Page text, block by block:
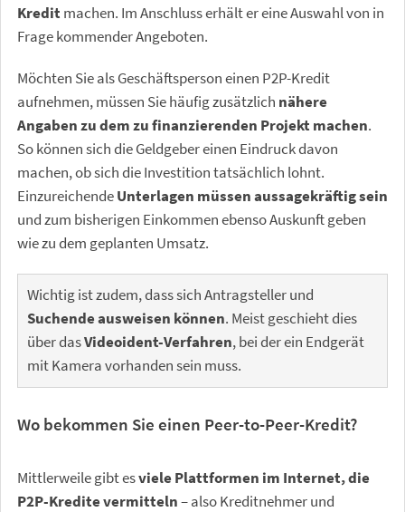
Kredit machen. Im Anschluss erhält er eine Auswahl von in
Frage kommender Angeboten.
Möchten Sie als Geschäftsperson einen P2P-Kredit
aufnehmen, müssen Sie häufig zusätzlich nähere
Angaben zu dem zu finanzierenden Projekt machen.
So können sich die Geldgeber einen Eindruck davon
machen, ob sich die Investition tatsächlich lohnt.
EinzureichendeUnterlagen müssen aussagekräftig sein
und zum bisherigen Einkommen ebenso Auskunft geben
wie zu dem geplanten Umsatz.
Wichtig ist zudem, dass sich Antragsteller und
Suchende ausweisen können. Meist geschieht dies
über dasVideoident-Verfahren, bei der ein Endgerät
mit Kamera vorhanden sein muss.
Wo bekommen Sie einen Peer-to-Peer-Kredit?
Mittlerweile gibt esviele Plattformen im Internet, die
P2P-Kredite vermitteln– also Kreditnehmer und